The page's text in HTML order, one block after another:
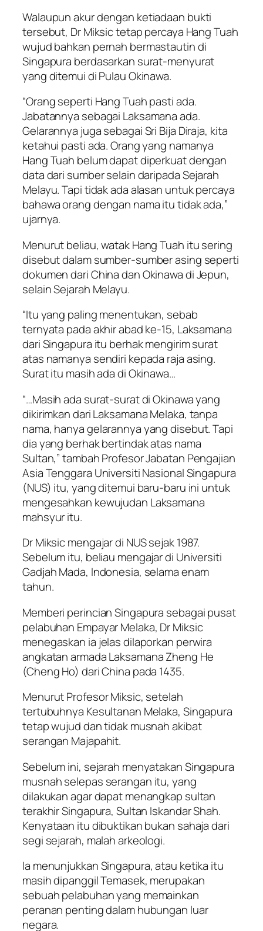
Walaupun akur dengan ketiadaan bukti
tersebut, Dr Miksic tetap percaya Hang Tuah
wujud bahkan pernah bermastautin di
Singapura berdasarkan surat-menyurat
yang ditemui di Pulau Okinawa.
“Orang seperti Hang Tuah pasti ada.
Jabatannya sebagai Laksamana ada.
Gelarannya juga sebagai Sri Bija Diraja, kita
ketahui pasti ada. Orang yang namanya
Hang Tuah belum dapat diperkuat dengan
data dari sumber selain daripada Sejarah
Melayu. Tapi tidak ada alasan untuk percaya
bahawa orang dengan nama itu tidak ada,”
ujarnya.
Menurut beliau, watak Hang Tuah itu sering
disebut dalam sumber-sumber asing seperti
dokumen dari China dan Okinawa di Jepun,
selain Sejarah Melayu.
“Itu yang paling menentukan, sebab
ternyata pada akhir abad ke-15, Laksamana
dari Singapura itu berhak mengirim surat
atas namanya sendiri kepada raja asing.
Surat itu masih ada di Okinawa…
“…Masih ada surat-surat di Okinawa yang
dikirimkan dari Laksamana Melaka, tanpa
nama, hanya gelarannya yang disebut. Tapi
dia yang berhak bertindak atas nama
Sultan,” tambah Profesor Jabatan Pengajian
Asia Tenggara Universiti Nasional Singapura
(NUS) itu, yang ditemui baru-baru ini untuk
mengesahkan kewujudan Laksamana
mahsyur itu.
Dr Miksic mengajar di NUS sejak 1987.
Sebelum itu, beliau mengajar di Universiti
Gadjah Mada, Indonesia, selama enam
tahun.
Memberi perincian Singapura sebagai pusat
pelabuhan Empayar Melaka, Dr Miksic
menegaskan ia jelas dilaporkan perwira
angkatan armada Laksamana Zheng He
(Cheng Ho) dari China pada 1435.
Menurut Profesor Miksic, setelah
tertubuhnya Kesultanan Melaka, Singapura
tetap wujud dan tidak musnah akibat
serangan Majapahit.
Sebelum ini, sejarah menyatakan Singapura
musnah selepas serangan itu, yang
dilakukan agar dapat menangkap sultan
terakhir Singapura, Sultan Iskandar Shah.
Kenyataan itu dibuktikan bukan sahaja dari
segi sejarah, malah arkeologi.
Ia menunjukkan Singapura, atau ketika itu
masih dipanggil Temasek, merupakan
sebuah pelabuhan yang memainkan
peranan penting dalam hubungan luar
negara.